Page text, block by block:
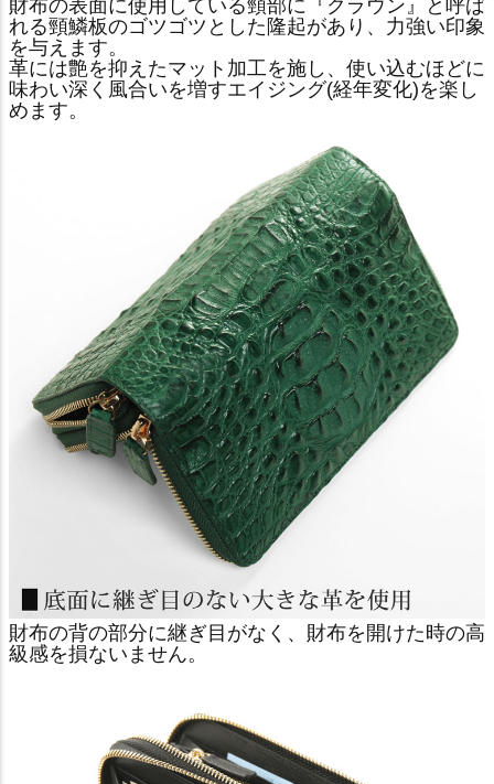
財布の表面に使用している頸部に『クラウン』と呼ば
れる頸鱗板のゴツゴツとした隆起があり、力強い印象
を与えます。
革には艶を抑えたマット加工を施し、使い込むほどに
味わい深く風合いを増すエイジング(経年変化)を楽し
めます。
財布の背の部分に継ぎ目がなく、財布を開けた時の高
級感を損ないません。